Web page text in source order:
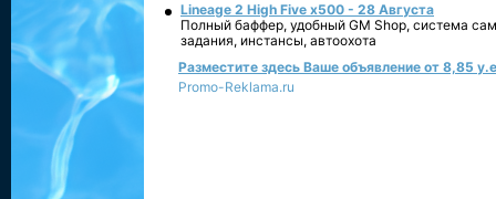
Lineage 2 High Five x500 - 28 Августа
Полный баффер, удобный GM Shop, система
задания, инстансы, автоохота
Разместите здесь Ваше объявление от 8,85
Promo-Reklama.ru